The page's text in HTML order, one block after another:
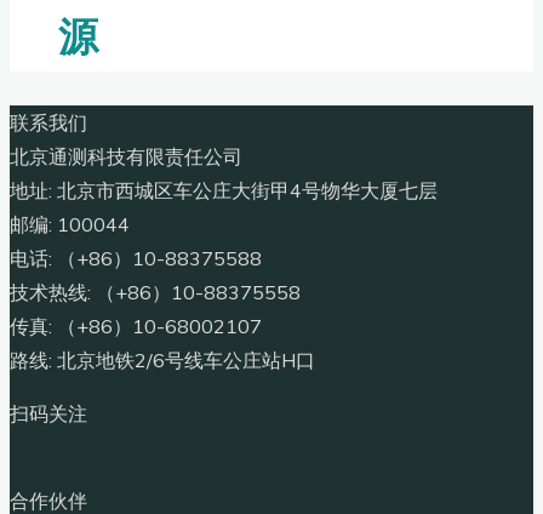
源
联系我们
北京通测科技有限责任公司
地址: 北京市西城区车公庄大街甲4号物华大厦七层
邮编: 100044
电话: （+86）10-88375588
技术热线: （+86）10-88375558
传真: （+86）10-68002107
路线: 北京地铁2/6号线车公庄站H口
扫码关注
合作伙伴